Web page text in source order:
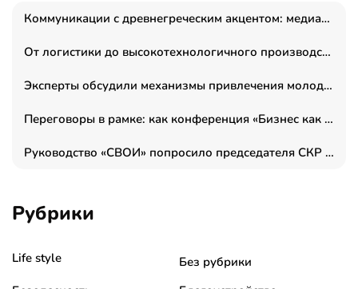
Коммуникации с древнегреческим акцентом: медиаменеджер и журналист Владимир Дергачев запустил коммуникационное агентство «Сократ 2.0»
От логистики до высокотехнологичного производства: как основатель “гагаринга” выстраивает экосистему безопасности и гражданских БПЛА
Эксперты обсудили механизмы привлечения молодых специалистов в промышленные города
Переговоры в рамке: как конференция «Бизнес как искусство» переформатирует деловой этикет в стенах ТПП РФ
Руководство «СВОИ» попросило председателя СКР дать правовую оценку обысков в тыловом штабе
Рубрики
Life style
Без рубрики